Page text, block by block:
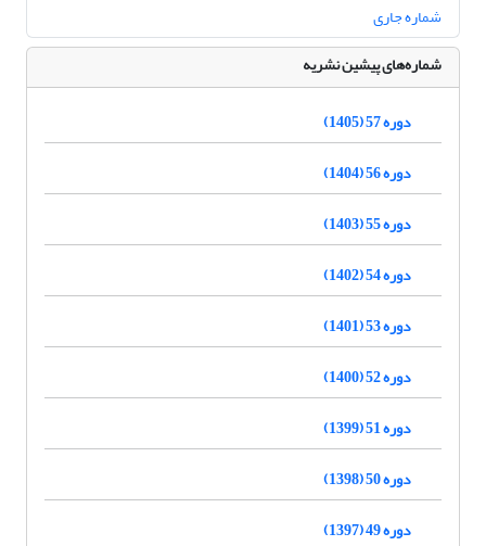
شماره جاری
شماره‌های پیشین نشریه
دوره 57 (1405)
دوره 56 (1404)
دوره 55 (1403)
دوره 54 (1402)
دوره 53 (1401)
دوره 52 (1400)
دوره 51 (1399)
دوره 50 (1398)
دوره 49 (1397)